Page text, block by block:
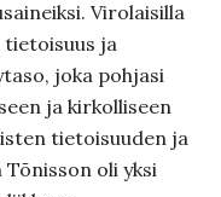
Virolaisilla
tietoisuus ja
joka pohjasi
ja kirkolliseen
tietoisuuden ja
oli yksi